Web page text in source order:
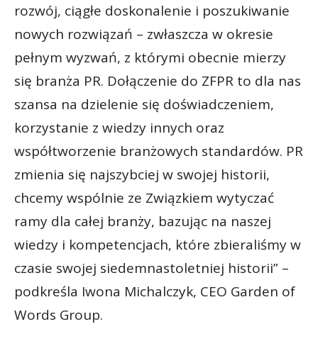
rozwój, ciągłe doskonalenie i poszukiwanie
nowych rozwiązań – zwłaszcza w okresie
pełnym wyzwań, z którymi obecnie mierzy
się branża PR. Dołączenie do ZFPR to dla nas
szansa na dzielenie się doświadczeniem,
korzystanie z wiedzy innych oraz
współtworzenie branżowych standardów. PR
zmienia się najszybciej w swojej historii,
chcemy wspólnie ze Związkiem wytyczać
ramy dla całej branży, bazując na naszej
wiedzy i kompetencjach, które zbieraliśmy w
czasie swojej siedemnastoletniej historii” –
podkreśla Iwona Michalczyk, CEO Garden of
Words Group.